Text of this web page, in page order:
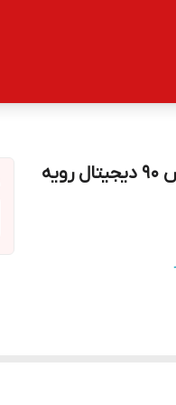
اجاق گاز تمام استیل 5010 جوجه گردان عرض 90 دیجیتال رویه